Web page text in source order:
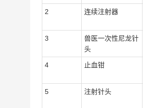
2 连续注射器
3
兽医一次性尼龙针
头
4 止血钳
5 注射针头